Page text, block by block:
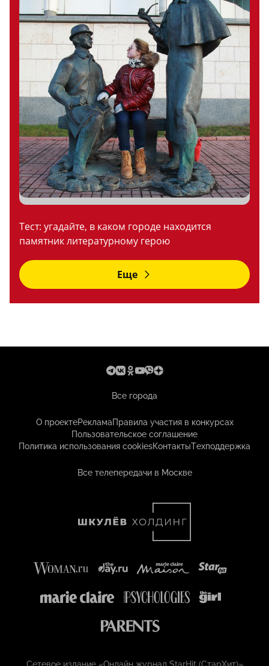
Тест: угадайте, в каком городе находится
памятник литературному герою
Еще
Все города
О проектеРекламаПравила участия в конкурсах
Пользовательское соглашение
Политика использования cookiesКонтактыТехподдержка
Все телепередачи в Москве